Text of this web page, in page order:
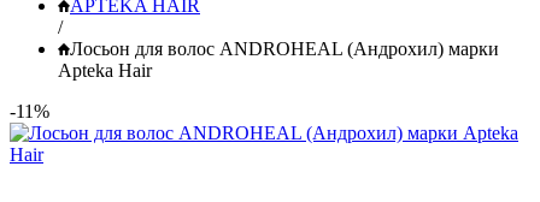
APTEKA HAIR
/
Лосьон для волос ANDROHEAL (Андрохил) марки
Apteka Hair
-11%